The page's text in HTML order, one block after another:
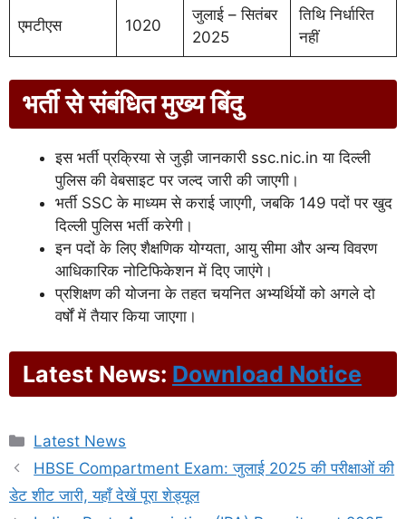
एमटीएस 1020
जुलाई – सितंबर
2025
तिथि निर्धारित
नहीं
भर्ती से संबंधित मुख्य बिंदु
इस भर्ती प्रक्रिया से जुड़ी जानकारी ssc.nic.in या दिल्ली
पुलिस की वेबसाइट पर जल्द जारी की जाएगी।
भर्ती SSC के माध्यम से कराई जाएगी, जबकि 149 पदों पर खुद
दिल्ली पुलिस भर्ती करेगी।
इन पदों के लिए शैक्षणिक योग्यता, आयु सीमा और अन्य विवरण
आधिकारिक नोटिफिकेशन में दिए जाएंगे।
प्रशिक्षण की योजना के तहत चयनित अभ्यर्थियों को अगले दो
वर्षों में तैयार किया जाएगा।
Latest News: Download Notice
Categories
Latest News
HBSE Compartment Exam: जुलाई 2025 की परीक्षाओं की
डेट शीट जारी, यहाँ देखें पूरा शेड्यूल